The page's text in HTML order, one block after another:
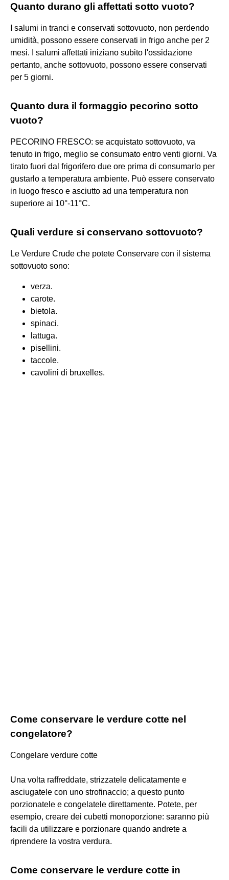
Quanto durano gli affettati sotto vuoto?
I salumi in tranci e conservati sottovuoto, non perdendo
umidità, possono essere conservati in frigo anche per 2
mesi. I salumi affettati iniziano subito l'ossidazione
pertanto, anche sottovuoto, possono essere conservati
per 5 giorni.
Quanto dura il formaggio pecorino sotto
vuoto?
PECORINO FRESCO: se acquistato sottovuoto, va
tenuto in frigo, meglio se consumato entro venti giorni. Va
tirato fuori dal frigorifero due ore prima di consumarlo per
gustarlo a temperatura ambiente. Può essere conservato
in luogo fresco e asciutto ad una temperatura non
superiore ai 10°-11°C.
Quali verdure si conservano sottovuoto?
Le Verdure Crude che potete Conservare con il sistema
sottovuoto sono:
verza.
carote.
bietola.
spinaci.
lattuga.
pisellini.
taccole.
cavolini di bruxelles.
Come conservare le verdure cotte nel
congelatore?
Congelare verdure cotte
Una volta raffreddate, strizzatele delicatamente e
asciugatele con uno strofinaccio; a questo punto
porzionatele e congelatele direttamente. Potete, per
esempio, creare dei cubetti monoporzione: saranno più
facili da utilizzare e porzionare quando andrete a
riprendere la vostra verdura.
Come conservare le verdure cotte in